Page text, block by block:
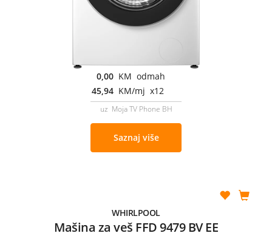
0,00 KM odmah
45,94 KM/mj x12
uz Moja TV Phone BH
Saznaj više
WHIRLPOOL
Mašina za veš FFD 9479 BV EE